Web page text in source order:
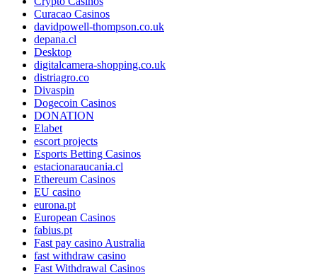
Curacao Casinos
davidpowell-thompson.co.uk
depana.cl
Desktop
digitalcamera-shopping.co.uk
distriagro.co
Divaspin
Dogecoin Casinos
DONATION
Elabet
escort projects
Esports Betting Casinos
estacionaraucania.cl
Ethereum Casinos
EU casino
eurona.pt
European Casinos
fabius.pt
Fast pay casino Australia
fast withdraw casino
Fast Withdrawal Casinos